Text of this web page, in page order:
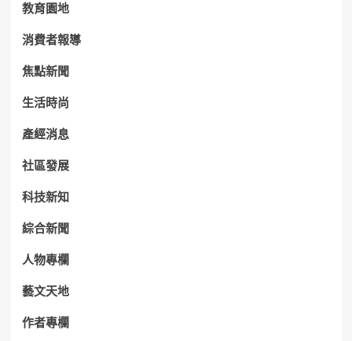
教育園地
消費者報導
焦點新聞
生活時尚
產經消息
社區發展
科技新知
綜合新聞
人物專欄
藝文天地
作者專欄